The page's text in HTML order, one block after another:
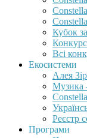
Кубок
Всі
Екосистеми
Алея
Музика
Реєстр
Програми